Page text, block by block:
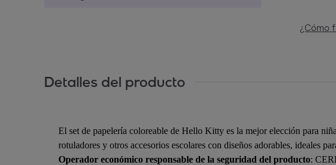
¿Cómo
Detalles del producto
El set de papelería coloreable de Hello Kitty es la mejor elección para
rotuladores y otros accesorios escolares con diseños adorables, ideales
Operador económico responsable de la seguridad del producto: